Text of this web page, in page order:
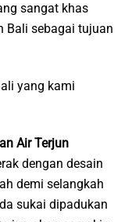
sangat khas
Bali sebagai tujuan
yang kami
Air Terjun
dengan desain
demi selangkah
sukai dipadukan